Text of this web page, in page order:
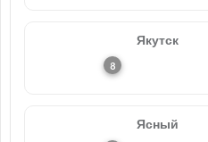
Якутск
Ясный